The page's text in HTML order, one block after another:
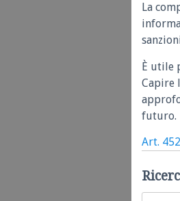
La
È utile
Capire
futuro.
Art. 452